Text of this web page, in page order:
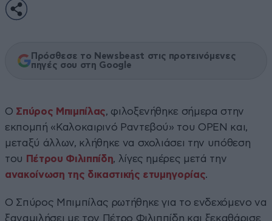
Πρόσθεσε το Newsbeast στις προτεινόμενες
πηγές σου στη Google
Ο Σπύρος Μπιμπίλας, φιλοξενήθηκε σήμερα στην
εκπομπή «Καλοκαιρινό Ραντεβού» του OPEN και,
μεταξύ άλλων, κλήθηκε να σχολιάσει την υπόθεση
του Πέτρου Φιλιππίδη, λίγες ημέρες μετά την
ανακοίνωση της δικαστικής ετυμηγορίας.
Ο Σπύρος Μπιμπίλας ρωτήθηκε για το ενδεχόμενο να
ξαναμιλήσει με τον Πέτρο Φιλιππίδη και ξεκαθάρισε